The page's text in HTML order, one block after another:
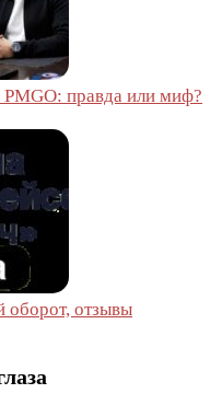
правда или миф?
отзывы